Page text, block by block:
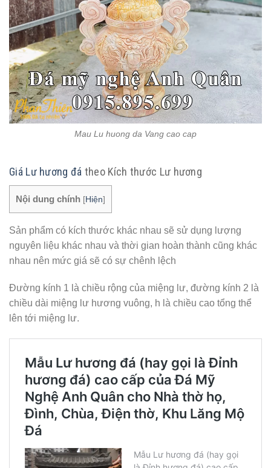
Mau Lu huong da Vang cao cap
Giá Lư hương đá theo Kích thước Lư hương
Nội dung chính [Hiện]
Sản phẩm có kích thước khác nhau sẽ sử dụng lượng
nguyên liệu khác nhau và thời gian hoàn thành cũng khác
nhau nên mức giá sẽ có sự chênh lệch
Đường kính 1 là chiều rộng của miệng lư, đường kính 2 là
chiều dài miệng lư hương vuông, h là chiều cao tổng thể
lên tới miệng lư.